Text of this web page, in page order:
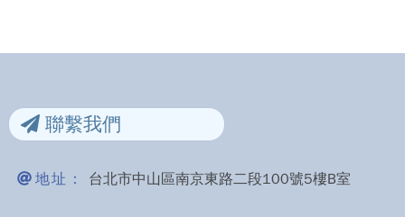
聯繫我們
地址： 台北市中山區南京東路二段100號5樓B室